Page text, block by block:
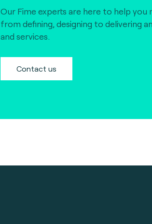
Our Fime experts are here to help you
from defining, designing to delivering
and services.
Contact us